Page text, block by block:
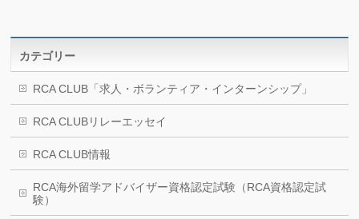
カテゴリー
RCA CLUB「求人・ボランティア・インターンシップ」
RCA CLUBリレーエッセイ
RCA CLUB情報
RCA海外留学アドバイザー資格認定試験（RCA資格認定試
験）